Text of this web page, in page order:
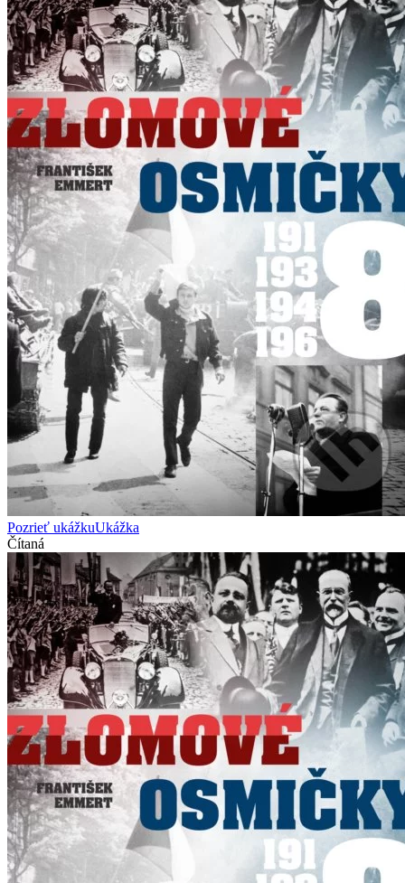
Pozrieť ukážkuUkážka
Čítaná